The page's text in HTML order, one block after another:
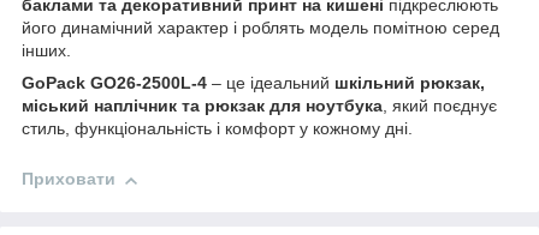
баклами та декоративний принт на кишені підкреслюють
його динамічний характер і роблять модель помітною серед
інших.
GoPack GO26-2500L-4 – це ідеальний шкільний рюкзак,
міський наплічник та рюкзак для ноутбука, який поєднує
стиль, функціональність і комфорт у кожному дні.
Приховати